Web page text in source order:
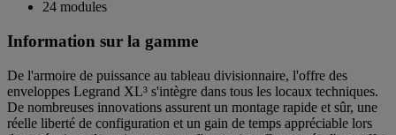
24 modules
Information sur la gamme
De l'armoire de puissance au tableau divisionnaire, l'offre des
enveloppes Legrand XL³ s'intègre dans tous les locaux techniques.
De nombreuses innovations assurent un montage rapide et sûr, une
réelle liberté de configuration et un gain de temps appréciable lors